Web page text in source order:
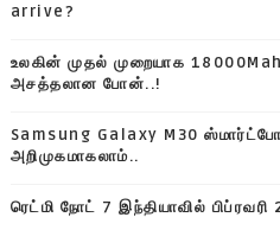
arrive?
உலகின் முதல் முறையாக 18000Mah
அசத்தலான போன்..!
Samsung Galaxy M30
அறிமுகமாகலாம்..
ரெட்மி நோட் 7 இந்தியாவில்